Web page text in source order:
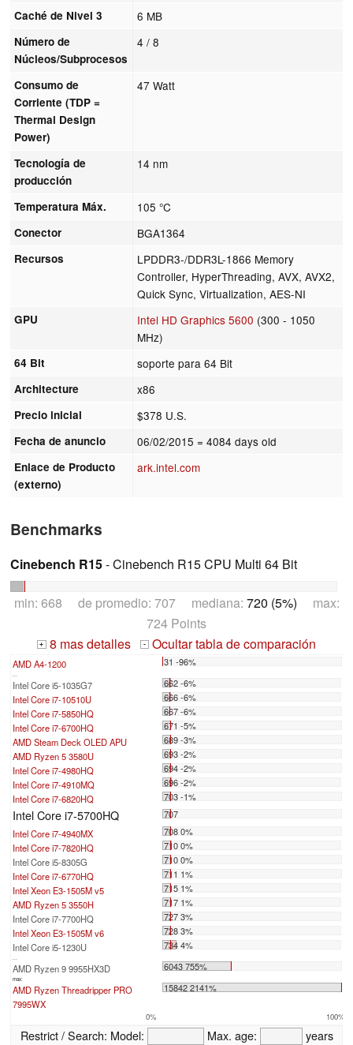
Caché de Nivel 3 6 MB
Número de
Núcleos/Subprocesos
4 / 8
Consumo de
Corriente (TDP =
Thermal Design
Power)
47 Watt
Tecnología de
producción
14 nm
Temperatura Máx. 105 °C
Conector BGA1364
Recursos
LPDDR3-/DDR3L-1866 Memory
Controller, HyperThreading, AVX, AVX2,
Quick Sync, Virtualization, AES-NI
GPU Intel HD Graphics 5600 (300 - 1050
MHz)
64 Bit soporte para 64 Bit
Architecture x86
Precio inicial $378 U.S.
Fecha de anuncio 06/02/2015 = 4084 days old
Enlace de Producto
(externo)
ark.intel.com
Benchmarks
Cinebench R15- Cinebench R15 CPU Multi 64 Bit
min: 668 de promedio: 707 mediana: 720 (5%) max:
724 Points
+ 8 mas detalles - Ocultar tabla de comparación
AMD A4-1200 31 -96%
Intel Core i5-1035G7
662 -6%
Intel Core i7-10510U
666 -6%
Intel Core i7-5850HQ
667 -6%
Intel Core i7-6700HQ
671 -5%
AMD Steam Deck OLED APU
689 -3%
AMD Ryzen 5 3580U
693 -2%
Intel Core i7-4980HQ
694 -2%
Intel Core i7-4910MQ
696 -2%
Intel Core i7-6820HQ
703 -1%
Intel Core i7-5700HQ
707
Intel Core i7-4940MX
708 0%
Intel Core i7-7820HQ
710 0%
Intel Core i5-8305G
710 0%
Intel Core i7-6770HQ
711 1%
Intel Xeon E3-1505M v5
715 1%
AMD Ryzen 5 3550H
717 1%
Intel Core i7-7700HQ
727 3%
Intel Xeon E3-1505M v6
728 3%
Intel Core i5-1230U
734 4%
AMD Ryzen 9 9955HX3D 6043 755%
max:
AMD Ryzen Threadripper PRO
7995WX
15842 2141%
0% 100%
Restrict / Search: Model: Max. age: years